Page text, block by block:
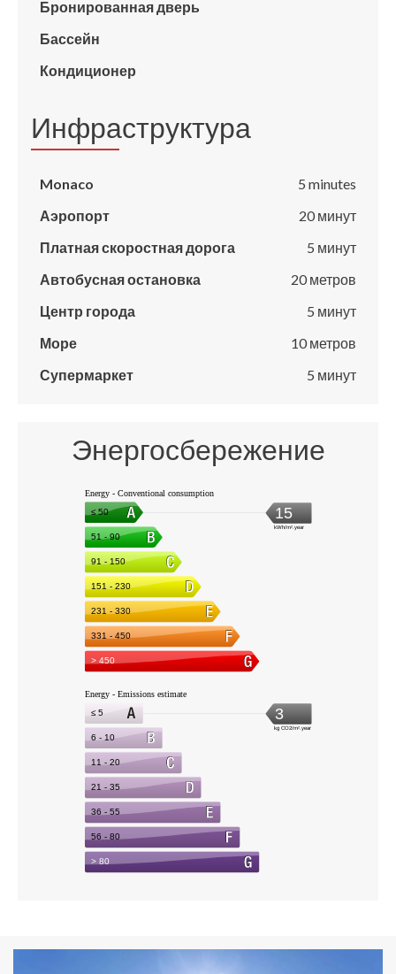
Бронированная дверь
Бассейн
Кондиционер
Инфраструктура
Monaco
5 minutes
Аэропорт
20 минут
Платная скоростная дорога
5 минут
Автобусная остановка
20 метров
Центр города
5 минут
Море
10 метров
Супермаркет
5 минут
Энергосбережение